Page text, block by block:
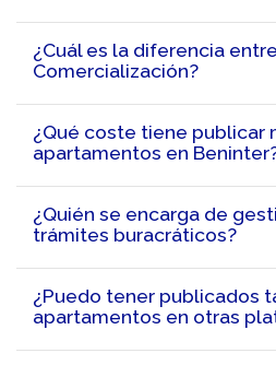
¿Cuál es la diferencia
Comercialización?
¿Qué coste tiene publicar
apartamentos en
¿Quién se encarga de
trámites buracráticos?
¿Puedo tener publicados
apartamentos en otras